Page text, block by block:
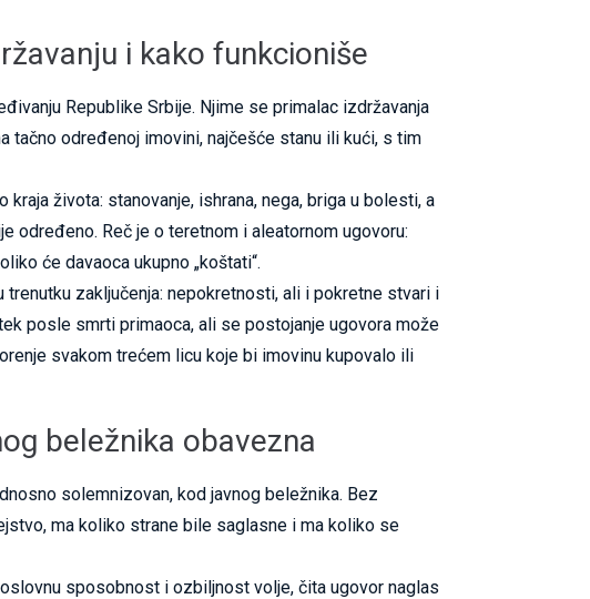
i kako funkcioniše
Republike Srbije. Njime se primalac izdržavanja
tačno određenoj imovini, najčešće stanu ili kući, s tim
života: stanovanje, ishrana, nega, briga u bolesti, a
određeno. Reč je o teretnom i aleatornom ugovoru:
će davaoca ukupno „koštati“.
zaključenja: nepokretnosti, ali i pokretne stvari i
posle smrti primaoca, ali se postojanje ugovora može
svakom trećem licu koje bi imovinu kupovalo ili
beležnika obavezna
solemnizovan, kod javnog beležnika. Bez
ma koliko strane bile saglasne i ma koliko se
sposobnost i ozbiljnost volje, čita ugovor naglas